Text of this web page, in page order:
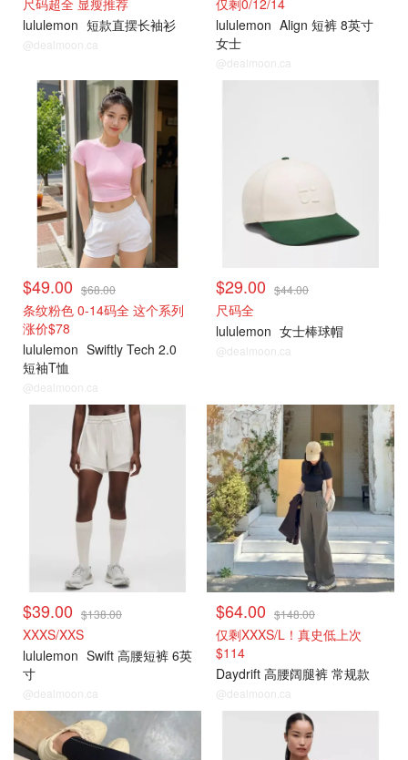
lululemon 短款直摆长袖衫
@dealmoon.ca
lululemon Align 短裤 8英寸
女士
@dealmoon.ca
打折上新
$49.00 $68.00
条纹粉色 0-14码全 这个系列
涨价$78
lululemon Swiftly Tech 2.0
短袖T恤
@dealmoon.ca
$29.00 $44.00
尺码全
lululemon 女士棒球帽
@dealmoon.ca
$39.00 $138.00
XXXS/XXS
lululemon Swift 高腰短裤 6英
寸
@dealmoon.ca
打折上新
$64.00 $148.00
仅剩XXXS/L！真史低上次
$114
Daydrift 高腰阔腿裤 常规款
@dealmoon.ca
打折上新